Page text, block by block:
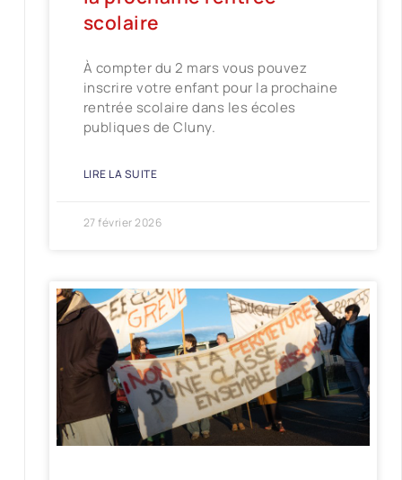
scolaire
À compter du 2 mars vous pouvez
inscrire votre enfant pour la prochaine
rentrée scolaire dans les écoles
publiques de Cluny.
LIRE LA SUITE
27 février 2026